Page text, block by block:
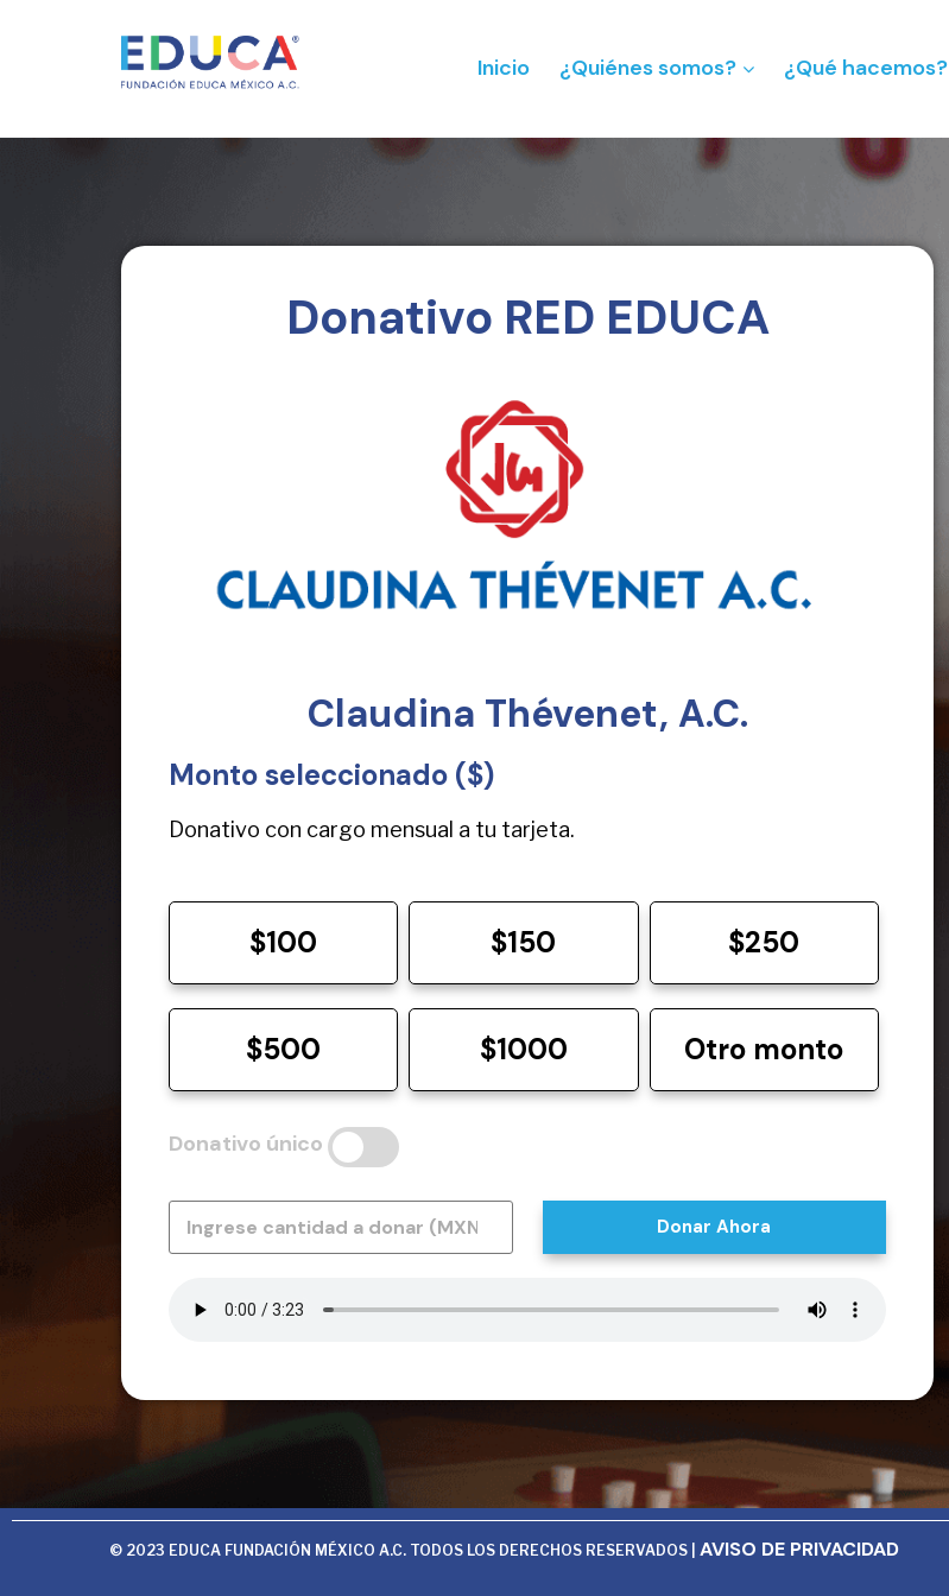
Inicio ¿Quiénes somos? ¿Qué hacemos?
Donativo RED EDUCA
Claudina Thévenet, A.C.
Monto seleccionado ($)
Donativo con cargo mensual a tu tarjeta.
$100 $150 $250
$500 $1000 Otro monto
Donativo único
Donar Ahora
© 2023 EDUCA FUNDACIÓN MÉXICO A.C. TODOS LOS DERECHOS RESERVADOS | AVISO DE PRIVACIDAD